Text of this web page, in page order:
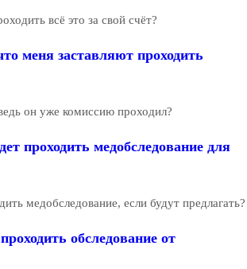
всё это за свой счёт?
меня заставляют проходить
он уже комиссию проходил?
проходить медобследование для
медобследование, если будут предлагать?
обследование от